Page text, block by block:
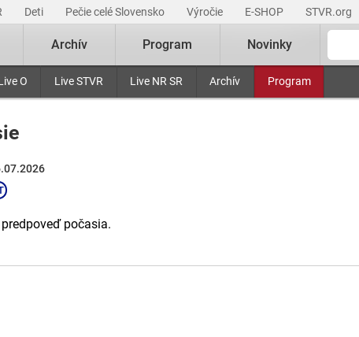
Deti Pečie celé Slovensko Výročie E-SHOP STVR.org
O Live STVR Live NR SR Archív Program
Archív Program Novinky
počasia.